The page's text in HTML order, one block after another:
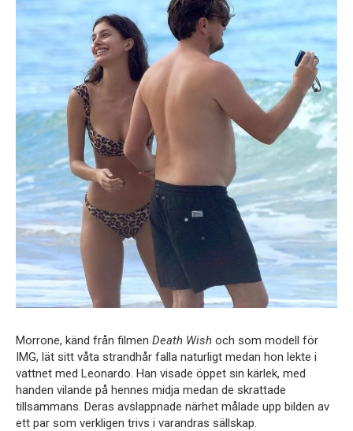
Morrone, känd från filmen Death Wish och som modell för
IMG, lät sitt våta strandhår falla naturligt medan hon lekte i
vattnet med Leonardo. Han visade öppet sin kärlek, med
handen vilande på hennes midja medan de skrattade
tillsammans. Deras avslappnade närhet målade upp bilden av
ett par som verkligen trivs i varandras sällskap.